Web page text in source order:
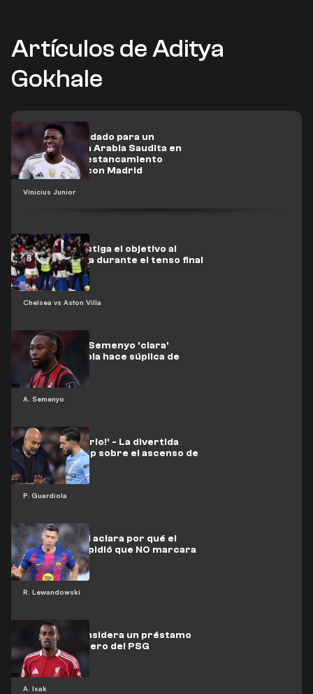
Artículos de Aditya
Gokhale
Vinicius Junior
Vini Jr respaldado para un
movimiento a Arabia Saudita en
medio de un estancamiento
contractual con Madrid
Chelsea vs Aston Villa
Chelsea investiga el objetivo al
banco del Villa durante el tenso final
A. Semenyo
Situación de Semenyo 'clara'
mientras Iraola hace súplica de
'años'
P. Guardiola
'¡Quiero besarlo!' - La divertida
opinión de Pep sobre el ascenso de
Cherki
R. Lewandowski
Lewandowski aclara por qué el
Barcelona le pidió que NO marcara
A. Isak
Liverpool considera un préstamo
por un delantero del PSG